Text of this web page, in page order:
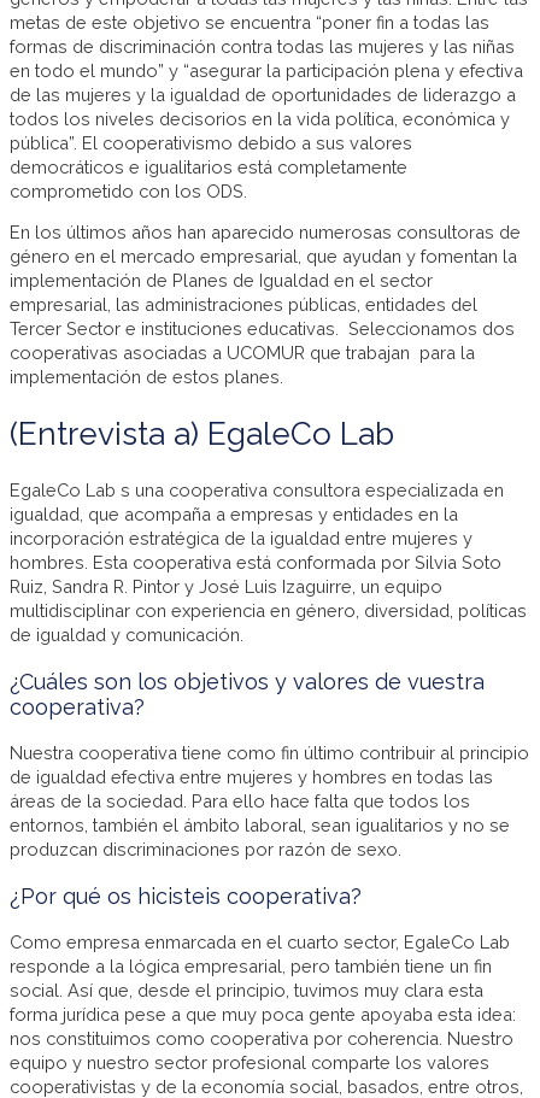
metas de este objetivo se encuentra “poner fin a todas las
formas de discriminación contra todas las mujeres y las niñas
en todo el mundo” y “asegurar la participación plena y efectiva
de las mujeres y la igualdad de oportunidades de liderazgo a
todos los niveles decisorios en la vida política, económica y
pública”. El cooperativismo debido a sus valores
democráticos e igualitarios está completamente
comprometido con los ODS.
En los últimos años han aparecido numerosas consultoras de
género en el mercado empresarial, que ayudan y fomentan la
implementación de Planes de Igualdad en el sector
empresarial, las administraciones públicas, entidades del
Tercer Sector e instituciones educativas. Seleccionamos dos
cooperativas asociadas a UCOMUR que trabajan para la
implementación de estos planes.
(Entrevista a) EgaleCo Lab
EgaleCo Lab s una cooperativa consultora especializada en
igualdad, que acompaña a empresas y entidades en la
incorporación estratégica de la igualdad entre mujeres y
hombres. Esta cooperativa está conformada por Silvia Soto
Ruiz, Sandra R. Pintor y José Luis Izaguirre, un equipo
multidisciplinar con experiencia en género, diversidad, políticas
de igualdad y comunicación.
¿Cuáles son los objetivos y valores de vuestra
cooperativa?
Nuestra cooperativa tiene como fin último contribuir al principio
de igualdad efectiva entre mujeres y hombres en todas las
áreas de la sociedad. Para ello hace falta que todos los
entornos, también el ámbito laboral, sean igualitarios y no se
produzcan discriminaciones por razón de sexo.
¿Por qué os hicisteis cooperativa?
Como empresa enmarcada en el cuarto sector, EgaleCo Lab
responde a la lógica empresarial, pero también tiene un fin
social. Así que, desde el principio, tuvimos muy clara esta
forma jurídica pese a que muy poca gente apoyaba esta idea:
nos constituimos como cooperativa por coherencia. Nuestro
equipo y nuestro sector profesional comparte los valores
cooperativistas y de la economía social, basados, entre otros,